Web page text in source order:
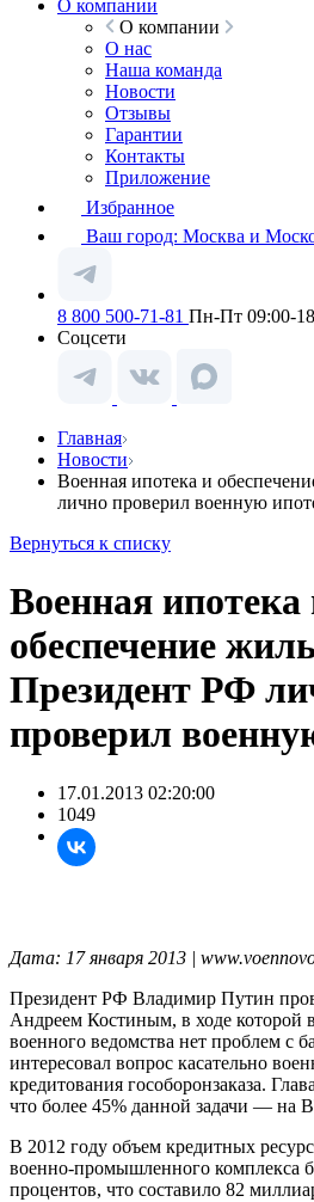
О компании
О компании
О нас
Наша команда
Новости
Отзывы
Гарантии
Контакты
Приложение
Избранное
Ваш город: Москва и
8 800 500-71-81 Пн-Пт 09:00-
Соцсети
Главная
Новости
Военная ипотека и
лично проверил военную
Вернуться к списку
Военная ипотека
обеспечение
Президент РФ
проверил
17.01.2013 02:20:00
1049
Дата: 17 января 2013 |
Президент РФ Владимир Путин
Андреем Костиным, в ходе которой
военного ведомства нет проблем с
интересовал вопрос касательно
кредитования гособоронзаказа.
что более 45% данной задачи — на
В 2012 году объем кредитных
военно-промышленного комплекса
процентов, что составило 82